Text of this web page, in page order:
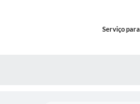
Serviço